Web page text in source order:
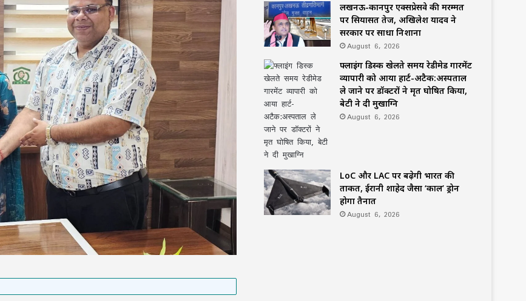
लखनऊ-कानपुर एक्सप्रेसवे की मरम्मत
पर सियासत तेज, अखिलेश यादव ने
सरकार पर साधा निशाना
August 6, 2026
फ्लाइंग डिस्क खेलते समय रेडीमेड गारमेंट
व्यापारी को आया हार्ट-अटैक:अस्पताल
ले जाने पर डॉक्टरों ने मृत घोषित किया,
बेटी ने दी मुखाग्नि
August 6, 2026
LoC और LAC पर बढ़ेगी भारत की
ताकत, ईरानी शाहेद जैसा ‘काल’ ड्रोन
होगा तैनात
August 6, 2026